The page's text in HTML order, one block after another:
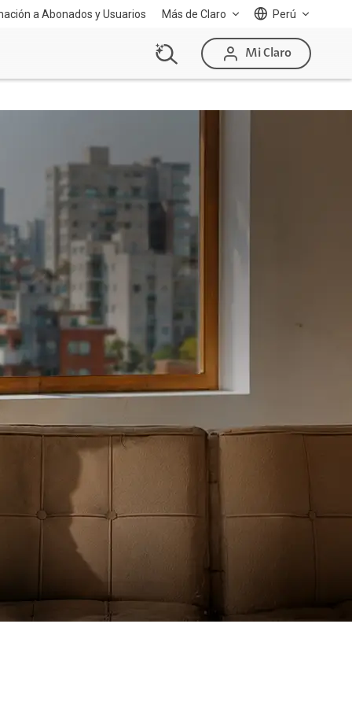
a Abonados y Usuarios Más de Claro Perú
Mi Claro